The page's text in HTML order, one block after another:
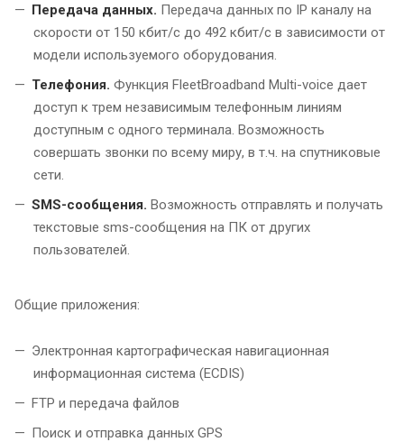
Передача данных. Передача данных по IP каналу на
скорости от 150 кбит/с до 492 кбит/с в зависимости от
модели используемого оборудования.
Телефония. Функция FleetBroadband Multi-voice дает
доступ к трем независимым телефонным линиям
доступным с одного терминала. Возможность
совершать звонки по всему миру, в т.ч. на спутниковые
сети.
SMS-сообщения. Возможность отправлять и получать
текстовые sms-сообщения на ПК от других
пользователей.
Общие приложения:
Электронная картографическая навигационная
информационная система (ECDIS)
FTP и передача файлов
Поиск и отправка данных GPS